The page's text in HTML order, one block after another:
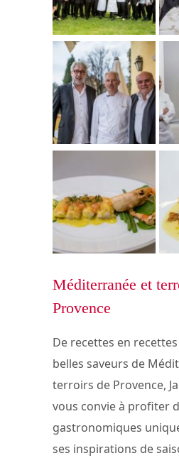
Méditerranée et
Provence
De recettes en
belles saveurs de
terroirs de Provence,
vous convie à profiter
gastronomiques
ses inspirations de